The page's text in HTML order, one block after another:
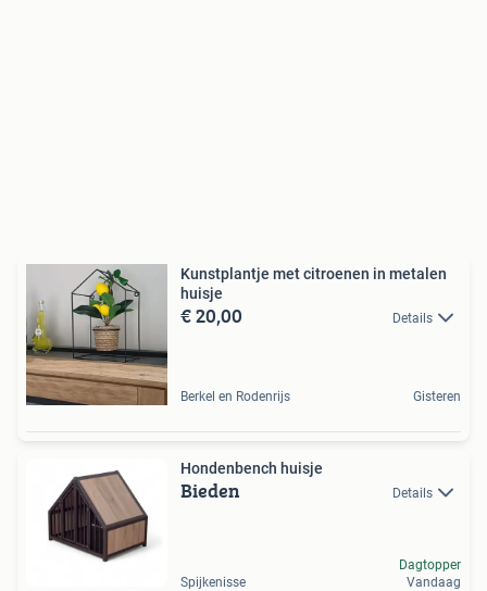
Kunstplantje met citroenen in metalen
huisje
€ 20,00 Details
Berkel en Rodenrijs Gisteren
Hondenbench huisje
Bieden Details
Spijkenisse
Dagtopper
Vandaag